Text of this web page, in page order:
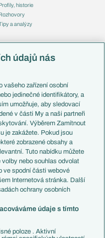
historie
a analýzy
Livescore
Tipovací soutěž
údajů nás
vašeho zařízení osobní
jedinečné identifikátory, a
umožňuje, aby sledovací
v části My a naši partneři
Výběrem Zamítnout
je zakážete. Pokud jsou
zobrazené obsahy a
Tuto nabídku můžete
volby nebo souhlas odvolat
ve spodní části webové
Internetová stránka. Další
ochrany osobních
údaje s tímto
poloze . Aktivní